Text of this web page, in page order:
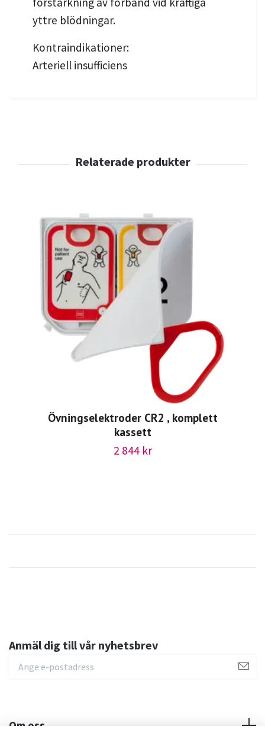
yttre blödningar.
Kontraindikationer:
Arteriell insufficiens
Övningselektroder CR2 , komplett
kassett
2 844 kr
Anmäl dig till vår nyhetsbrev
Om oss